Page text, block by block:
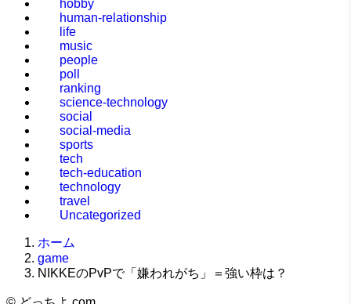
hobby
human-relationship
life
music
people
poll
ranking
science-technology
social
social-media
sports
tech
tech-education
technology
travel
Uncategorized
ホーム
game
NIKKEのPvPで「嫌われがち」＝強い枠は？